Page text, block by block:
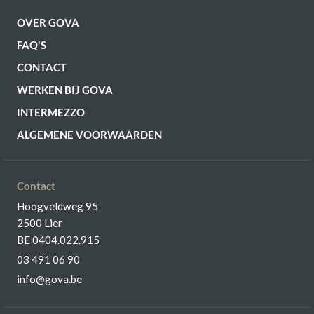
OVER GOVA
FAQ'S
CONTACT
WERKEN BIJ GOVA
INTERMEZZO
ALGEMENE VOORWAARDEN
Contact
Hoogveldweg 95
2500 Lier
BE 0404.022.915
03 491 06 90
info@gova.be